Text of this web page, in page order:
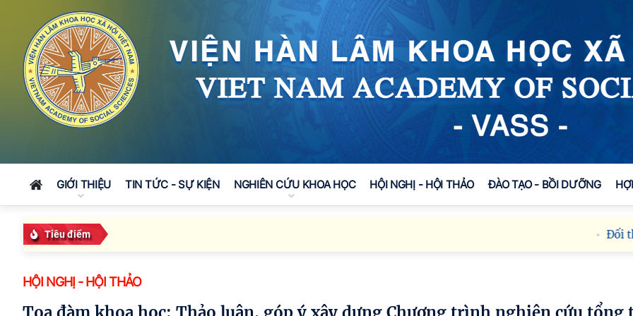
GIỚI THIỆU TIN TỨC - SỰ KIỆN NGHIÊN CỨU KHOA HỌC HỘI NGHỊ - HỘI THẢO ĐÀO TẠO - BỒI DƯỠNG
Tiêu điểm Đối thoại
HỘI NGHỊ - HỘI THẢO